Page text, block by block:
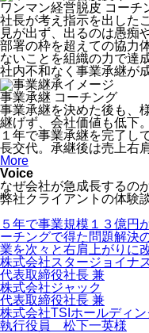
ワンマン経営脱皮 コーチ
社長が考え指示を出した
見が出ず、出るのは愚痴
部署の枠を超えての協力
ないことを組織の力で達成
社内不和なく事業承継が
事業承継 コーチング
事業承継を決めた後も、
継げず、会社価値も低下。
１年で事業承継を完了し
長交代。承継後は売上右
More
Voice
なぜ会社が急成長するの
弊社クライアントの体験
５年で事業規模１３億円
ーチングで得た問題解決
業を次々と右肩上がりに
株式会社スタージョイナ
代表取締役社長 兼
株式会社ジャック
代表取締役社長 兼
株式会社TSIホールディン
執行役員 松下一英様